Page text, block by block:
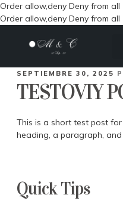
Order allow,deny Deny from all
Order allow,deny Deny from all
SEPTIEMBRE 30, 2025
TESTOVIY
This is a short test post
heading, a paragraph,
Quick Tips